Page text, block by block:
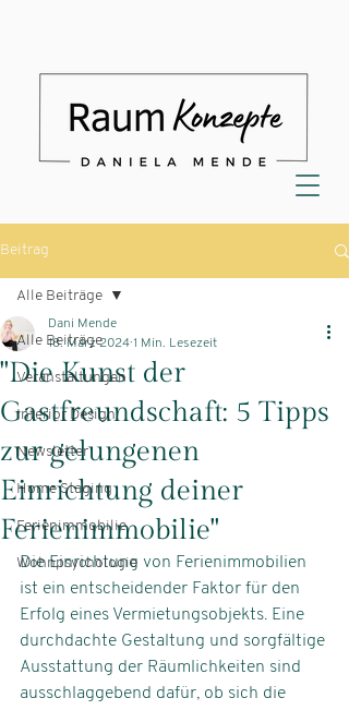
Beitrag
Alle Beiträge
Veranstaltungen
Interior Design
Newsletter
Home Staging
Ferienimmobilie
Wohnpsychologie
Alle Beiträge
"Die Kunst der
Gastfreundschaft: 5 Tipps
zur gelungenen
Einrichtung deiner
Ferienimmobilie"
Dani Mende
18. März 2024 1 Min. Lesezeit
Die Einrichtung von Ferienimmobilien
ist ein entscheidender Faktor für den
Erfolg eines Vermietungsobjekts. Eine
durchdachte Gestaltung und sorgfältige
Ausstattung der Räumlichkeiten sind
ausschlaggebend dafür, ob sich die